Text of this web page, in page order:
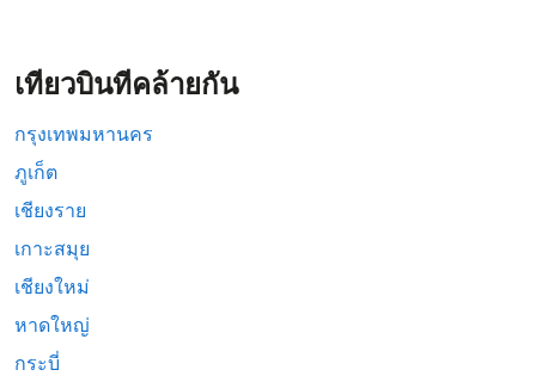
เที่ยวบินที่คล้ายกัน
กรุงเทพมหานคร
ภูเก็ต
เชียงราย
เกาะสมุย
เชียงใหม่
หาดใหญ่
กระบี่